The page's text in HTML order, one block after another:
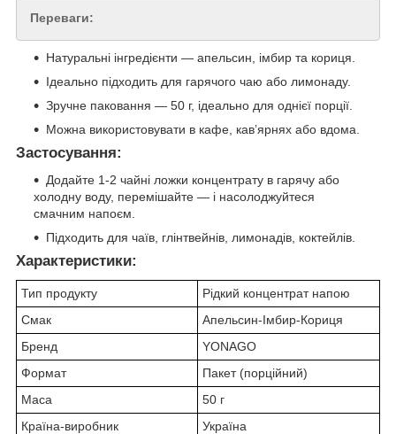
Переваги:
Натуральні інгредієнти — апельсин, імбир та кориця.
Ідеально підходить для гарячого чаю або лимонаду.
Зручне паковання — 50 г, ідеально для однієї порції.
Можна використовувати в кафе, кав’ярнях або вдома.
Застосування:
Додайте 1-2 чайні ложки концентрату в гарячу або
холодну воду, перемішайте — і насолоджуйтеся
смачним напоєм.
Підходить для чаїв, глінтвейнів, лимонадів, коктейлів.
Характеристики:
Тип продукту
Рідкий концентрат напою
Смак
Апельсин-Імбир-Кориця
Бренд
YONAGO
Формат
Пакет (порційний)
Маса
50 г
Країна-виробник
Україна